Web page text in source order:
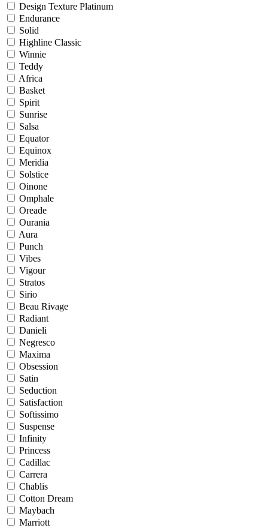
Design Texture Platinum
Endurance
Solid
Highline Classic
Winnie
Teddy
Africa
Basket
Spirit
Sunrise
Salsa
Equator
Equinox
Meridia
Solstice
Oinone
Omphale
Oreade
Ourania
Aura
Punch
Vibes
Vigour
Stratos
Sirio
Beau Rivage
Radiant
Danieli
Negresco
Maxima
Obsession
Satin
Seduction
Satisfaction
Softissimo
Suspense
Infinity
Princess
Cadillac
Carrera
Chablis
Cotton Dream
Maybach
Marriott